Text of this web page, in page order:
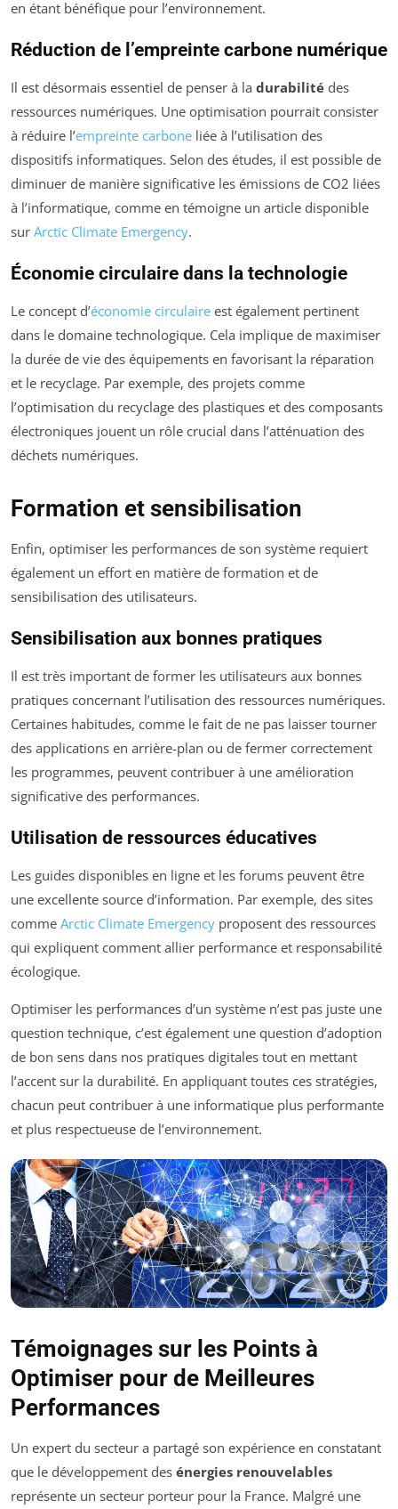
en étant bénéfique pour l’environnement.
Réduction de l’empreinte carbone numérique
Il est désormais essentiel de penser à la durabilité des
ressources numériques. Une optimisation pourrait consister
à réduire l’empreinte carbone liée à l’utilisation des
dispositifs informatiques. Selon des études, il est possible de
diminuer de manière significative les émissions de CO2 liées
à l’informatique, comme en témoigne un article disponible
sur Arctic Climate Emergency.
Économie circulaire dans la technologie
Le concept d’économie circulaire est également pertinent
dans le domaine technologique. Cela implique de maximiser
la durée de vie des équipements en favorisant la réparation
et le recyclage. Par exemple, des projets comme
l’optimisation du recyclage des plastiques et des composants
électroniques jouent un rôle crucial dans l’atténuation des
déchets numériques.
Formation et sensibilisation
Enfin, optimiser les performances de son système requiert
également un effort en matière de formation et de
sensibilisation des utilisateurs.
Sensibilisation aux bonnes pratiques
Il est très important de former les utilisateurs aux bonnes
pratiques concernant l’utilisation des ressources numériques.
Certaines habitudes, comme le fait de ne pas laisser tourner
des applications en arrière-plan ou de fermer correctement
les programmes, peuvent contribuer à une amélioration
significative des performances.
Utilisation de ressources éducatives
Les guides disponibles en ligne et les forums peuvent être
une excellente source d’information. Par exemple, des sites
comme Arctic Climate Emergency proposent des ressources
qui expliquent comment allier performance et responsabilité
écologique.
Optimiser les performances d’un système n’est pas juste une
question technique, c’est également une question d’adoption
de bon sens dans nos pratiques digitales tout en mettant
l’accent sur la durabilité. En appliquant toutes ces stratégies,
chacun peut contribuer à une informatique plus performante
et plus respectueuse de l’environnement.
Témoignages sur les Points à
Optimiser pour de Meilleures
Performances
Un expert du secteur a partagé son expérience en constatant
que le développement des énergies renouvelables
représente un secteur porteur pour la France. Malgré une